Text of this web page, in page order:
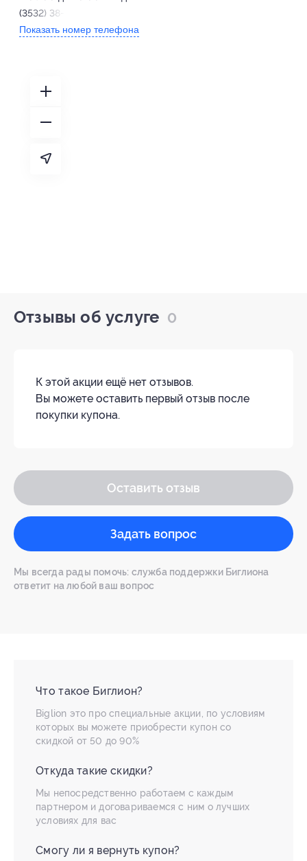
(3532) 38-82-13
Показать номер телефона
Отзывы об услуге 0
К этой акции ещё нет отзывов.
Вы можете оставить первый отзыв после
покупки купона.
Оставить отзыв
Задать вопрос
Мы всегда рады помочь: служба поддержки Биглиона
ответит на любой ваш вопрос
Что такое Биглион?
Biglion это про специальные акции, по условиям
которых вы можете приобрести купон со
скидкой от 50 до 90%
Откуда такие скидки?
Мы непосредственно работаем с каждым
партнером и договариваемся с ним о лучших
условиях для вас
Смогу ли я вернуть купон?